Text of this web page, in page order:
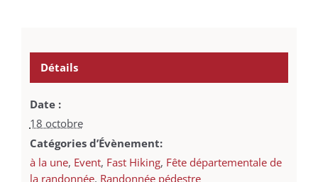
Détails
Date :
18 octobre
Catégories d’Évènement:
à la une, Event, Fast Hiking, Fête départementale de
la randonnée, Randonnée pédestre